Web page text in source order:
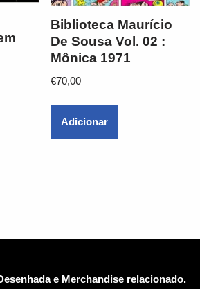
Biblioteca Maurício
De Sousa Vol. 02 :
Mônica 1971
€70,00
Adicionar
e Merchandise relacionado.